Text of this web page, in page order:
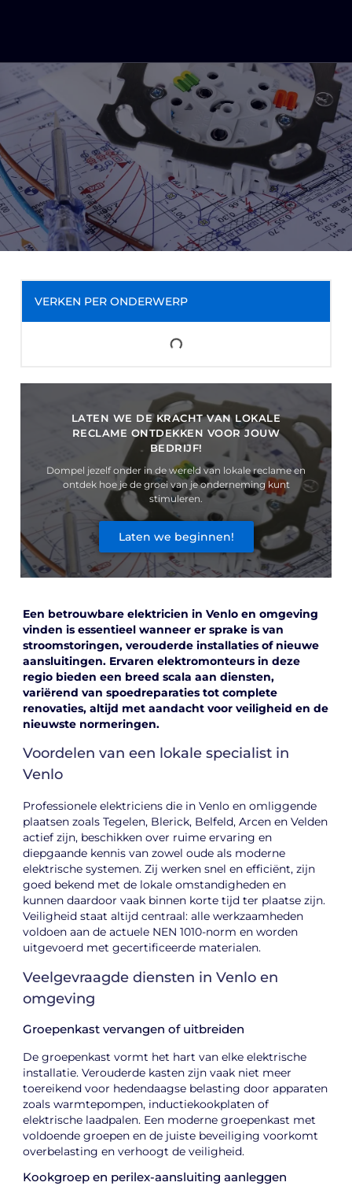
Een betrouwbare elektricien in Venlo en omgeving
vinden is essentieel wanneer er sprake is van
stroomstoringen, verouderde installaties of nieuwe
aansluitingen. Ervaren elektromonteurs in deze
regio bieden een breed scala aan diensten,
variërend van spoedreparaties tot complete
renovaties, altijd met aandacht voor veiligheid en de
nieuwste normeringen.
Voordelen van een lokale specialist in
Venlo
Professionele elektriciens die in Venlo en omliggende
plaatsen zoals Tegelen, Blerick, Belfeld, Arcen en Velden
actief zijn, beschikken over ruime ervaring en
diepgaande kennis van zowel oude als moderne
elektrische systemen. Zij werken snel en efficiënt, zijn
goed bekend met de lokale omstandigheden en
kunnen daardoor vaak binnen korte tijd ter plaatse zijn.
Veiligheid staat altijd centraal: alle werkzaamheden
voldoen aan de actuele NEN 1010-norm en worden
uitgevoerd met gecertificeerde materialen.
Veelgevraagde diensten in Venlo en
omgeving
Groepenkast vervangen of uitbreiden
De groepenkast vormt het hart van elke elektrische
installatie. Verouderde kasten zijn vaak niet meer
toereikend voor hedendaagse belasting door apparaten
zoals warmtepompen, inductiekookplaten of
elektrische laadpalen. Een moderne groepenkast met
voldoende groepen en de juiste beveiliging voorkomt
overbelasting en verhoogt de veiligheid.
Kookgroep en perilex-aansluiting aanleggen
VERKEN PER ONDERWERP
LATEN WE DE KRACHT VAN LOKALE
RECLAME ONTDEKKEN VOOR JOUW
BEDRIJF!
Dompel jezelf onder in de wereld van lokale reclame en
ontdek hoe je de groei van je onderneming kunt
stimuleren.
Laten we beginnen!